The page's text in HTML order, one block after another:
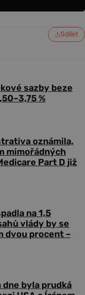
Sdílet
sazby beze
%
oznámila,
mimořádných
Part D již
na 1,5
vlády by se
dvou procent –
byla prudká